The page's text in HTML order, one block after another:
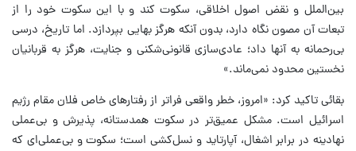
بین‌الملل و نقض اصول اخلاقی، سکوت کند و با این سکوت خود را از
تبعات آن مصون نگاه دارد، بدون آنکه هرگز بهایی بپردازد. اما تاریخ، درسی
بی‌رحمانه به آنها داد؛ عادی‌سازی قانونی‌شکنی و جنایت، هرگز به قربانیان
نخستین محدود نمی‌ماند.»
بقائی تاکید کرد: «امروز، خطر واقعی فراتر از رفتارهای خاص فلان مقام رژیم
اسرائیل است. مشکل عمیق‌تر در سکوت همدستانه، پذیرش و بی‌عملی
نهادینه در برابر اشغال، آپارتاید و نسل‌کشی است؛ سکوت و بی‌عملی‌ای که